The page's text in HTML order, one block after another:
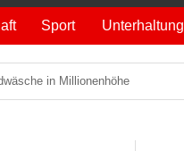
Sport Unterhaltung
in Millionenhöhe